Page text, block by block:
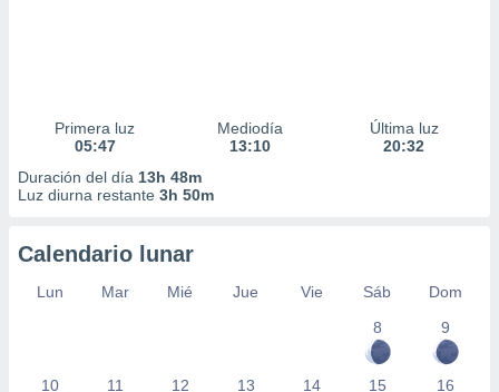
Primera luz
05:47
Mediodía
13:10
Última luz
20:32
Duración del día 13h 48m
Luz diurna restante 3h 50m
Calendario lunar
Lun Mar Mié Jue Vie Sáb
Dom
8
9
10 11 12 13 14 15 16